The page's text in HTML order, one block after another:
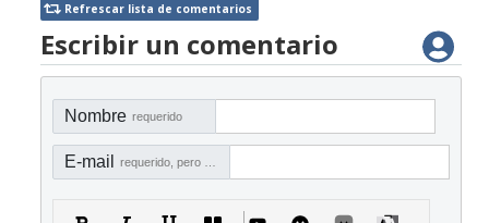
Refrescar lista de comentarios
Escribir un comentario
Nombre requerido
E-mail